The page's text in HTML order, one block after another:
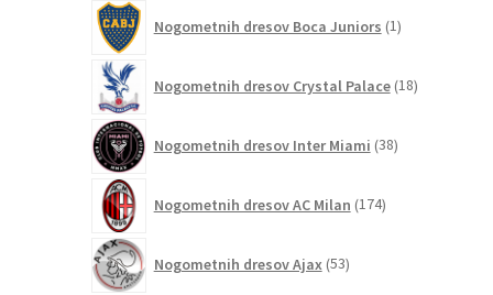
Nogometnih dresov Boca Juniors 1izdelek
Nogometnih dresov Crystal Palace 18izdelkov
Nogometnih dresov Inter Miami 38izdelkov
Nogometnih dresov AC Milan 174izdelkov
Nogometnih dresov Ajax 53izdelkov